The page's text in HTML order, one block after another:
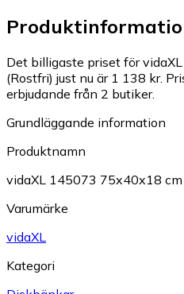
Det billigaste priset för
(Rostfri) just nu är 1 138 kr.
erbjudande från 2 butiker.
Grundläggande information
Produktnamn
vidaXL 145073 75x40x18 cm
Varumärke
vidaXL
Kategori